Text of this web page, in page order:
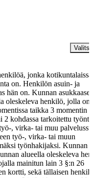
jonka kotikuntalaissa
on. Henkilön asuin- ja
hän on. Kunnan
oleskeleva henkilö, jolla on
taikka 3 momentin
2 kohdassa tarkoitettu
, virka- tai muu
työ-, virka- tai muun
työnhakijaksi. Kunnan
alueella oleskeleva
mainitun lain 3 §:n 26
kortti, sekä tällaisen